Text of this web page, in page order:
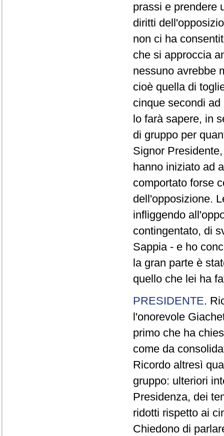
prassi e prendere
diritti
non ci ha
che si approccia
nessuno avrebbe
cioè quella di
cinque secondi
lo farà sapere, in
di gruppo per
Signor
hanno iniziato ad
comportato forse
dell'opposizione.
infliggendo
contingentato, di
Sappia - e ho
la gran parte è
quello che lei ha
PRESIDENTE.
l'onorevole
primo che ha
come da
Ricordo altresì
gruppo: ulteriori
Presidenza, dei
ridotti rispetto ai
Chiedono di